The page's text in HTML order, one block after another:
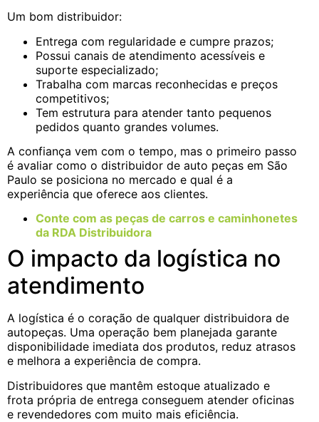
Um bom distribuidor:
Entrega com regularidade e cumpre prazos;
Possui canais de atendimento acessíveis e
suporte especializado;
Trabalha com marcas reconhecidas e preços
competitivos;
Tem estrutura para atender tanto pequenos
pedidos quanto grandes volumes.
A confiança vem com o tempo, mas o primeiro passo
é avaliar como o distribuidor de auto peças em São
Paulo se posiciona no mercado e qual é a
experiência que oferece aos clientes.
Conte com as peças de carros e caminhonetes
da RDA Distribuidora
O impacto da logística no
atendimento
A logística é o coração de qualquer distribuidora de
autopeças. Uma operação bem planejada garante
disponibilidade imediata dos produtos, reduz atrasos
e melhora a experiência de compra.
Distribuidores que mantêm estoque atualizado e
frota própria de entrega conseguem atender oficinas
e revendedores com muito mais eficiência.